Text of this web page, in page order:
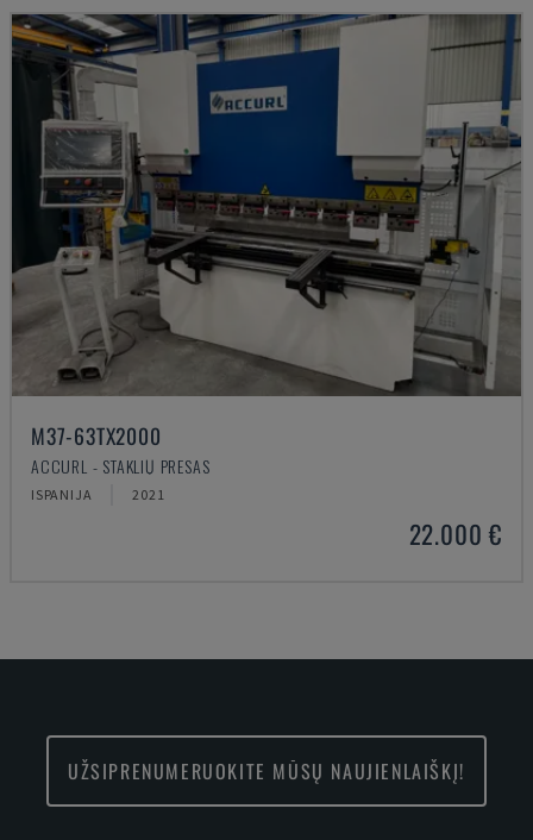
M37-63TX2000
ACCURL - STAKLIŲ PRESAS
ISPANIJA 2021
22.000 €
UŽSIPRENUMERUOKITE MŪSŲ NAUJIENLAIŠKĮ!